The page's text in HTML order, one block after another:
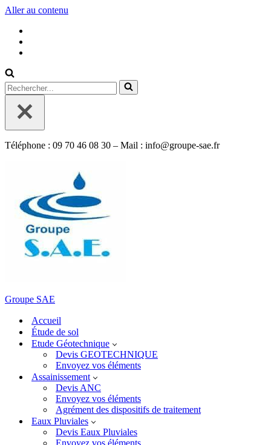
Aller au contenu
Rechercher...
Téléphone : 09 70 46 08 30 – Mail : info@groupe-sae.fr
Groupe SAE
Accueil
Étude de sol
Etude Géotechnique
Devis GEOTECHNIQUE
Envoyez vos éléments
Assainissement
Devis ANC
Envoyez vos éléments
Agrément des dispositifs de traitement
Eaux Pluviales
Devis Eaux Pluviales
Envoyez vos éléments